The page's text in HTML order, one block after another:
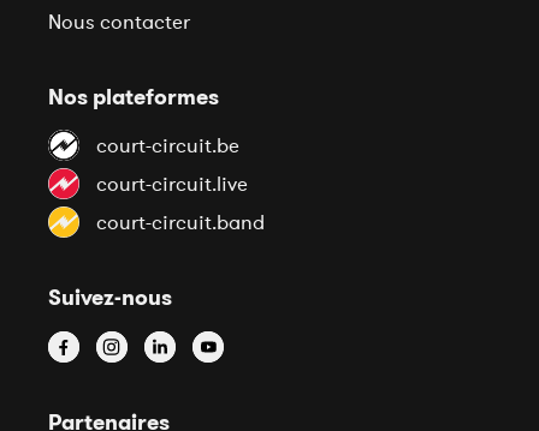
Nous contacter
Nos plateformes
court-circuit.be
court-circuit.live
court-circuit.band
Suivez-nous
Partenaires